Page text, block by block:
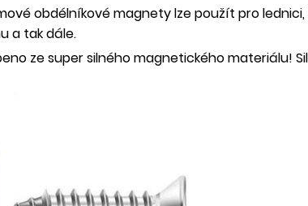
obdélníkové magnety lze použít pro
a tak dále.
ze super silného magnetického